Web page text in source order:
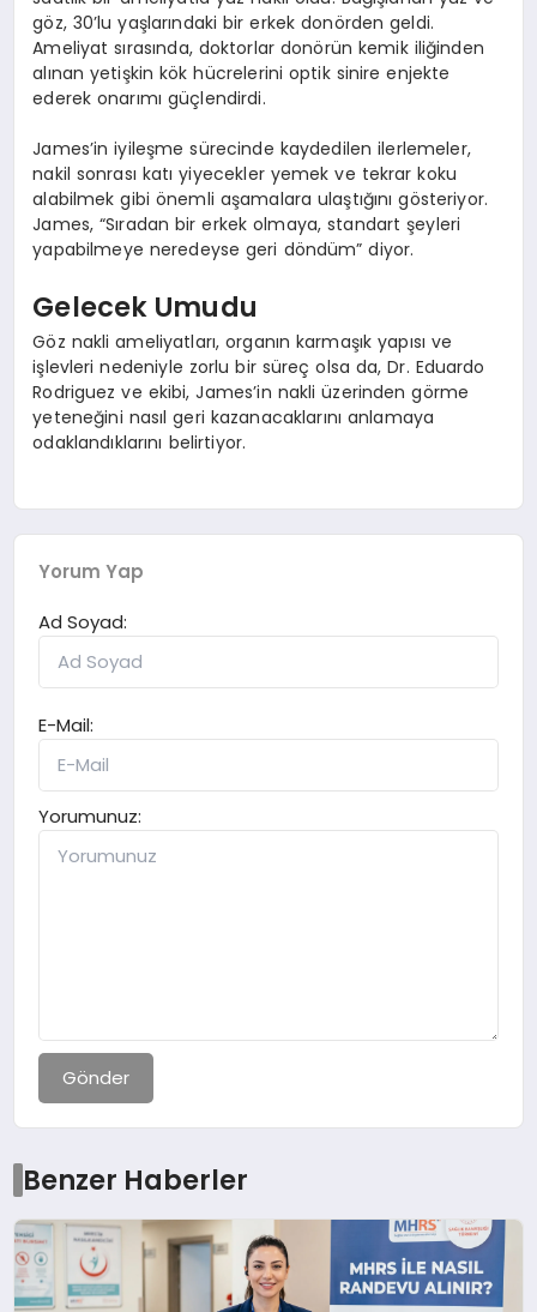
göz, 30’lu yaşlarındaki bir erkek donörden geldi.
Ameliyat sırasında, doktorlar donörün kemik iliğinden
alınan yetişkin kök hücrelerini optik sinire enjekte
ederek onarımı güçlendirdi.
James’in iyileşme sürecinde kaydedilen ilerlemeler,
nakil sonrası katı yiyecekler yemek ve tekrar koku
alabilmek gibi önemli aşamalara ulaştığını gösteriyor.
James, “Sıradan bir erkek olmaya, standart şeyleri
yapabilmeye neredeyse geri döndüm” diyor.
Gelecek Umudu
Göz nakli ameliyatları, organın karmaşık yapısı ve
işlevleri nedeniyle zorlu bir süreç olsa da, Dr. Eduardo
Rodriguez ve ekibi, James’in nakli üzerinden görme
yeteneğini nasıl geri kazanacaklarını anlamaya
odaklandıklarını belirtiyor.
Yorum Yap
Ad Soyad:
E-Mail:
Yorumunuz:
Gönder
Benzer Haberler